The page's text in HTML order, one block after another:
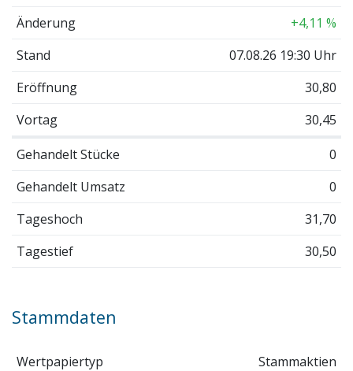
Änderung
+4,11 %
Stand
07.08.26 19:30 Uhr
Eröffnung
30,80
Vortag
30,45
Gehandelt Stücke
0
Gehandelt Umsatz
0
Tageshoch
31,70
Tagestief
30,50
Stammdaten
Wertpapiertyp
Stammaktien